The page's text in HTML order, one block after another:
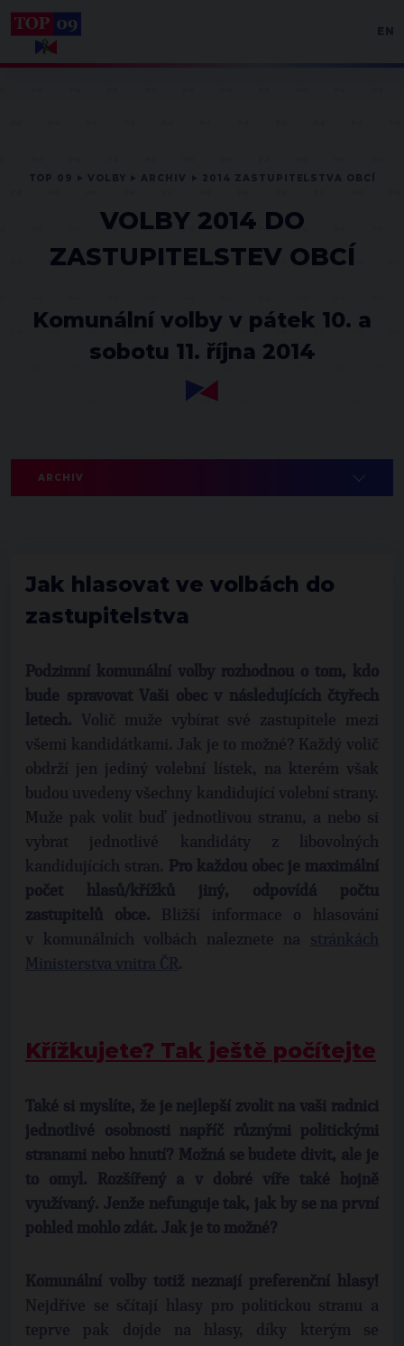
VOLBY 2014 DO
ZASTUPITELSTEV OBCÍ
Komunální volby v pátek 10. a
sobotu 11. října 2014
ARCHIV
Jak hlasovat ve volbách do
zastupitelstva
Podzimní komunální volby rozhodnou o tom, kdo
bude spravovat Vaši obec v následujících čtyřech
letech. Volič muže vybírat své zastupitele mezi
všemi kandidátkami. Jak je to možné? Každý volič
obdrží jen jediný volební lístek, na kterém však
budou uvedeny všechny kandidující volební strany.
Muže pak volit buď jednotlivou stranu, a nebo si
vybrat jednotlivé kandidáty z libovolných
kandidujících stran.
Pro každou obec je maximální
počet hlasů/křížků jiný, odpovídá počtu
zastupitelů obce. Bližší informace o hlasování
v komunálních volbách naleznete na
.
Křížkujete? Tak ještě počítejte
Také si myslíte, že je nejlepší zvolit na vaši radnici
jednotlivé osobnosti napříč různými politickými
stranami nebo hnutí? Možná se budete divit, ale je
to omyl. Rozšířený a v dobré víře také hojně
využívaný. Jenže nefunguje tak, jak by se na první
pohled mohlo zdát. Jak je to možné?
Komunální volby totiž neznají preferenční hlasy!
Nejdříve se sčítají hlasy pro politickou stranu a
teprve pak dojde na hlasy, díky kterým se